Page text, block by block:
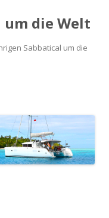
um die Welt
Sabbatical um die